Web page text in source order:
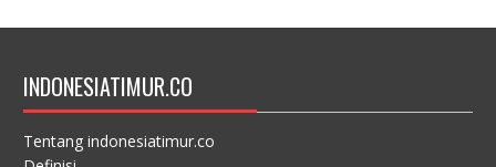
INDONESIATIMUR.CO
Tentang indonesiatimur.co